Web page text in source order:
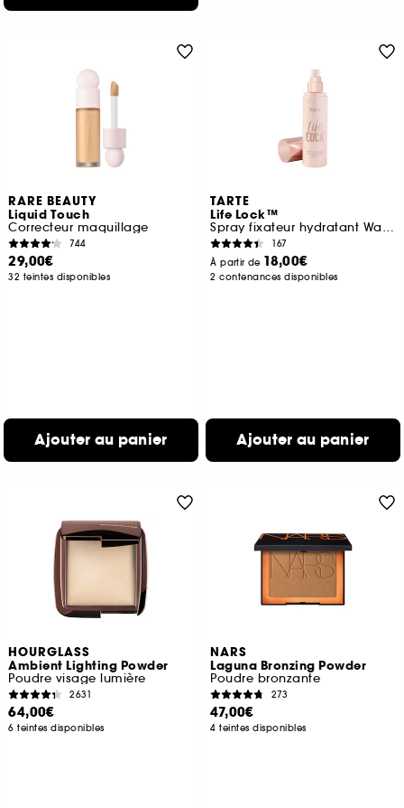
RARE BEAUTY
Liquid Touch
Correcteur maquillage
744
29,00€
32 teintes disponibles
Ajouter au panier
TARTE
Life Lock™
Spray fixateur hydratant Waterproof
167
À partir de 18,00€
2 contenances disponibles
Ajouter au panier
HOURGLASS
Ambient Lighting Powder
Poudre visage lumière
2631
64,00€
6 teintes disponibles
NARS
Laguna Bronzing Powder
Poudre bronzante
273
47,00€
4 teintes disponibles